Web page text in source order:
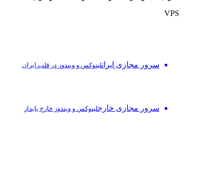
VPS
سرور مجازی ایرانلینوکس و ویندوز در قلب ایران
سرور مجازی خارجلینوکس و ویندوز خارج پایدار